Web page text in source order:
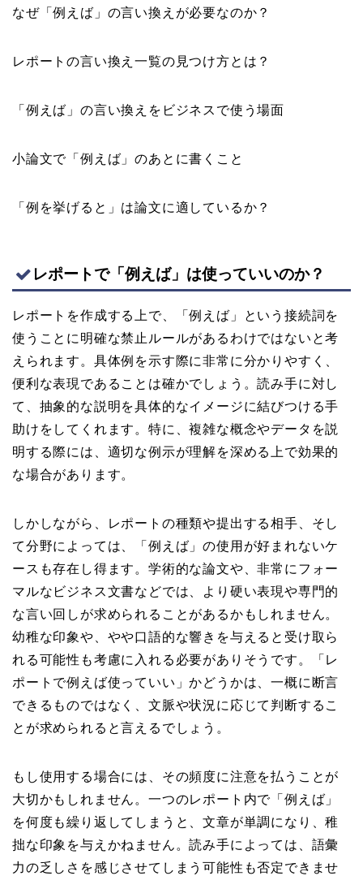
なぜ「例えば」の言い換えが必要なのか？
レポートの言い換え一覧の見つけ方とは？
「例えば」の言い換えをビジネスで使う場面
小論文で「例えば」のあとに書くこと
「例を挙げると」は論文に適しているか？
レポートで「例えば」は使っていいのか？
レポートを作成する上で、「例えば」という接続詞を
使うことに明確な禁止ルールがあるわけではないと考
えられます。具体例を示す際に非常に分かりやすく、
便利な表現であることは確かでしょう。読み手に対し
て、抽象的な説明を具体的なイメージに結びつける手
助けをしてくれます。特に、複雑な概念やデータを説
明する際には、適切な例示が理解を深める上で効果的
な場合があります。
しかしながら、レポートの種類や提出する相手、そし
て分野によっては、「例えば」の使用が好まれないケ
ースも存在し得ます。学術的な論文や、非常にフォー
マルなビジネス文書などでは、より硬い表現や専門的
な言い回しが求められることがあるかもしれません。
幼稚な印象や、やや口語的な響きを与えると受け取ら
れる可能性も考慮に入れる必要がありそうです。「レ
ポートで例えば使っていい」かどうかは、一概に断言
できるものではなく、文脈や状況に応じて判断するこ
とが求められると言えるでしょう。
もし使用する場合には、その頻度に注意を払うことが
大切かもしれません。一つのレポート内で「例えば」
を何度も繰り返してしまうと、文章が単調になり、稚
拙な印象を与えかねません。読み手によっては、語彙
力の乏しさを感じさせてしまう可能性も否定できませ